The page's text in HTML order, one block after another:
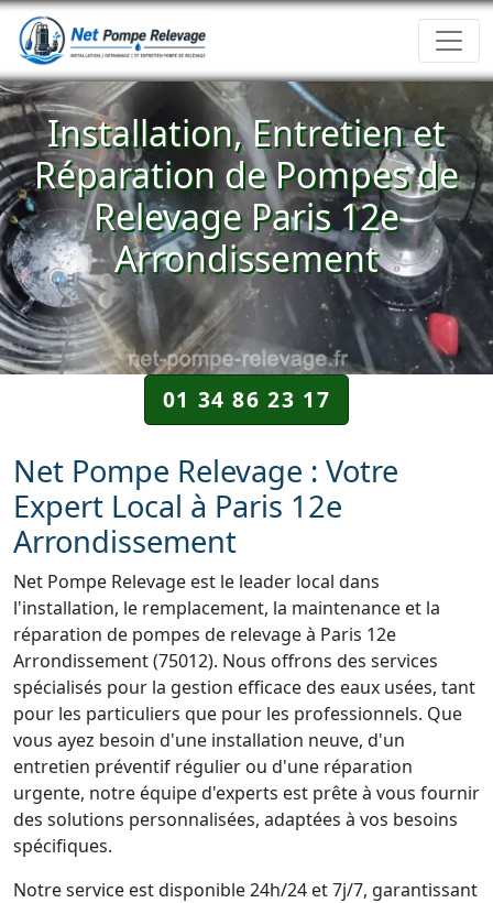
Installation, Entretien et
Réparation de Pompes de
Relevage Paris 12e
Arrondissement
01 34 86 23 17
Net Pompe Relevage : Votre
Expert Local à Paris 12e
Arrondissement
Net Pompe Relevage est le leader local dans
l'installation, le remplacement, la maintenance et la
réparation de pompes de relevage à Paris 12e
Arrondissement (75012). Nous offrons des services
spécialisés pour la gestion efficace des eaux usées, tant
pour les particuliers que pour les professionnels. Que
vous ayez besoin d'une installation neuve, d'un
entretien préventif régulier ou d'une réparation
urgente, notre équipe d'experts est prête à vous fournir
des solutions personnalisées, adaptées à vos besoins
spécifiques.
Notre service est disponible 24h/24 et 7j/7, garantissant